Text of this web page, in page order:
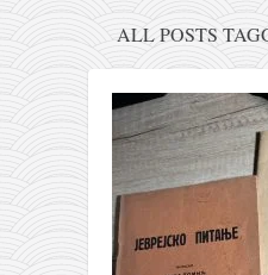
ishranom do zdravlja
moj haiku
momenti i mesta
bonus sadržaj
Svetlopis
zakonopravilo
duhovni otac
ALL POSTS